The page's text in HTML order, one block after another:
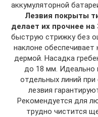
аккумуляторной
Лезвия покрыты
делает их прочнее на
быструю стрижку без
наклоне
дермой. Насадка
до 18 мм. Идеально
отдельных линий
лезвия
Рекомендуется для
трудно чистится